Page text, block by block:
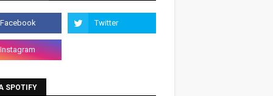
SPOTIFY